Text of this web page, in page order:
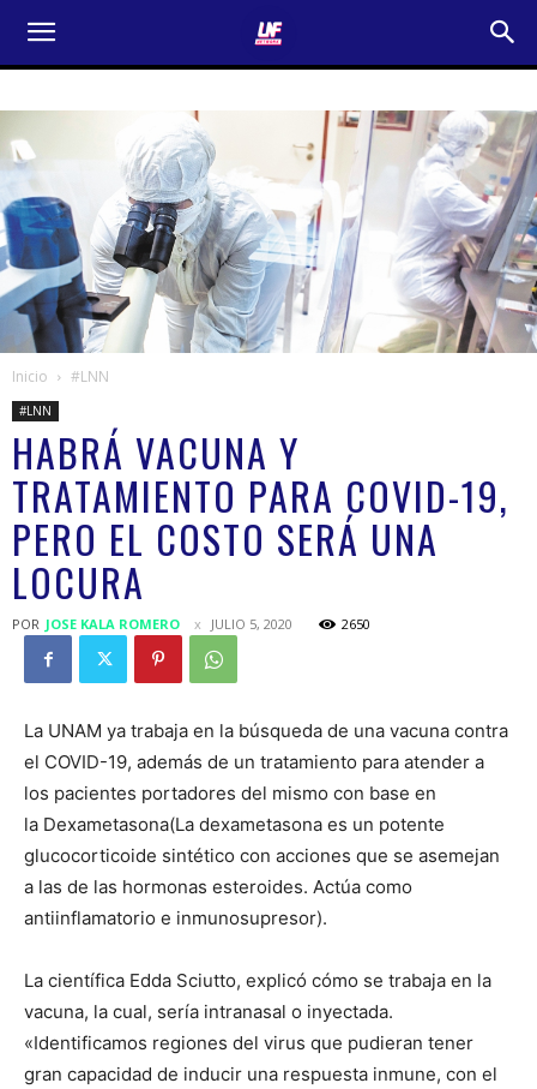
Inicio #LNN
#LNN
HABRÁ VACUNA Y
TRATAMIENTO PARA COVID-19,
PERO EL COSTO SERÁ UNA
LOCURA
POR JOSE KALA ROMERO JULIO 5, 2020 2650
La UNAM ya trabaja en la búsqueda de una vacuna contra
el COVID-19, además de un tratamiento para atender a
los pacientes portadores del mismo con base en
la Dexametasona(La dexametasona es un potente
glucocorticoide sintético con acciones que se asemejan
a las de las hormonas esteroides. Actúa como
antiinflamatorio e inmunosupresor).
La científica Edda Sciutto, explicó cómo se trabaja en la
vacuna, la cual, sería intranasal o inyectada.
«Identificamos regiones del virus que pudieran tener
gran capacidad de inducir una respuesta inmune, con el